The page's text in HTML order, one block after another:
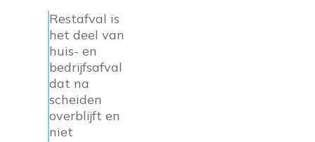
Restafval is
het deel van
huis- en
bedrijfsafval
dat na
scheiden
overblijft en
niet